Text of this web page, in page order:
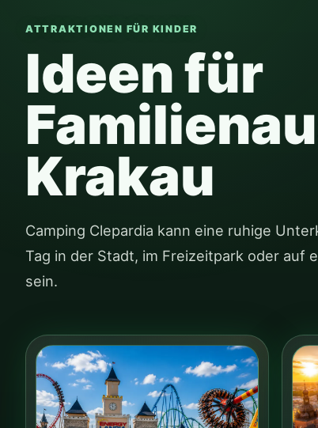
ATTRAKTIONEN FÜR KINDER
Ideen für
Krakau
Camping Clepardia kann eine ruhige
Tag in der Stadt, im Freizeitpark oder auf
sein.